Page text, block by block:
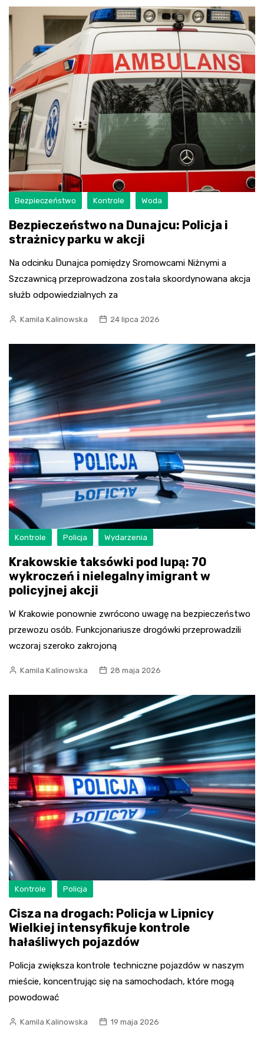
Bezpieczeństwo Kontrole Woda
Bezpieczeństwo na Dunajcu: Policja i
strażnicy parku w akcji
Na odcinku Dunajca pomiędzy Sromowcami Niżnymi a
Szczawnicą przeprowadzona została skoordynowana akcja
służb odpowiedzialnych za
Kamila Kalinowska 24 lipca 2026
Kontrole Policja Wydarzenia
Krakowskie taksówki pod lupą: 70
wykroczeń i nielegalny imigrant w
policyjnej akcji
W Krakowie ponownie zwrócono uwagę na bezpieczeństwo
przewozu osób. Funkcjonariusze drogówki przeprowadzili
wczoraj szeroko zakrojoną
Kamila Kalinowska 28 maja 2026
Kontrole Policja
Cisza na drogach: Policja w Lipnicy
Wielkiej intensyfikuje kontrole
hałaśliwych pojazdów
Policja zwiększa kontrole techniczne pojazdów w naszym
mieście, koncentrując się na samochodach, które mogą
powodować
Kamila Kalinowska 19 maja 2026